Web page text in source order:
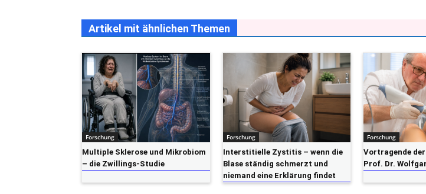
Artikel mit ähnlichen Themen
Forschung
Multiple Sklerose und Mikrobiom
– die Zwillings-Studie
Forschung
Interstitielle Zystitis – wenn die
Blase ständig schmerzt und
niemand eine Erklärung findet
Forschung
Vortragende der
Prof. Dr.